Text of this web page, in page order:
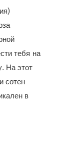
тебя на
На этот
сотен
в